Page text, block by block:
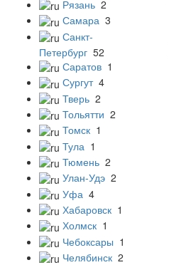
Рязань 2
Самара 3
Санкт-
Петербург 52
Саратов 1
Сургут 4
Тверь 2
Тольятти 2
Томск 1
Тула 1
Тюмень 2
Улан-Удэ 2
Уфа 4
Хабаровск 1
Холмск 1
Чебоксары 1
Челябинск 2